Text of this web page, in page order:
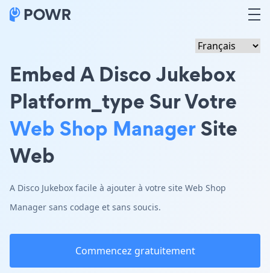
Embed A Disco Jukebox
Platform_type Sur Votre
Web Shop ManagerSite
Web
A Disco Jukebox facile à ajouter à votre site Web Shop
Manager sans codage et sans soucis.
Commencez gratuitement